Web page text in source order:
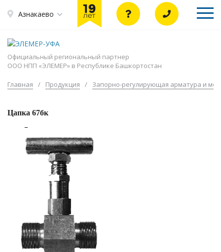
Азнакаево
Официальный региональный партнер
ООО НПП «ЭЛЕМЕР» в Республике Башкортостан
Главная / Продукция / Запорно-регулирующая арматура и
Цапка 67бк